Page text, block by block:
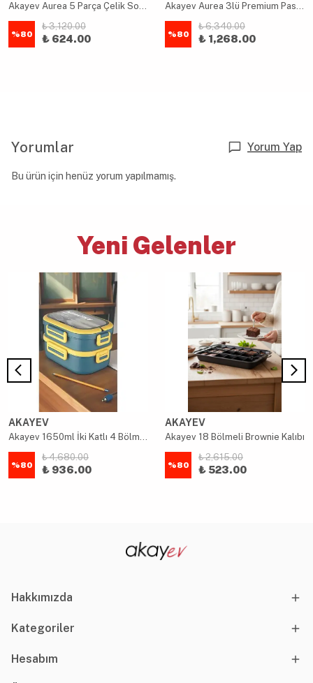
Akayev Aurea 5 Parça Çelik Sos Kepçe Servis Seti
%80
₺ 3,120.00
₺ 624.00
Akayev Aurea 3lü Premium Pasta Salata Makarna Maşa Takımı
%80
₺ 6,340.00
₺ 1,268.00
Yorumlar Yorum Yap
Bu ürün için henüz yorum yapılmamış.
Yeni Gelenler
AKAYEV
Akayev 1650ml İki Katlı 4 Bölmeli Çelik Yemek Kabı Mavi
%80
₺ 4,680.00
₺ 936.00
AKAYEV
Akayev 18 Bölmeli Brownie Kalıbı
%80
₺ 2,615.00
₺ 523.00
Hakkımızda
Kategoriler
Hesabım